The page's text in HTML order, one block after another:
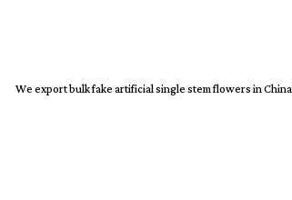
We export bulk fake artificial single stem flowers in